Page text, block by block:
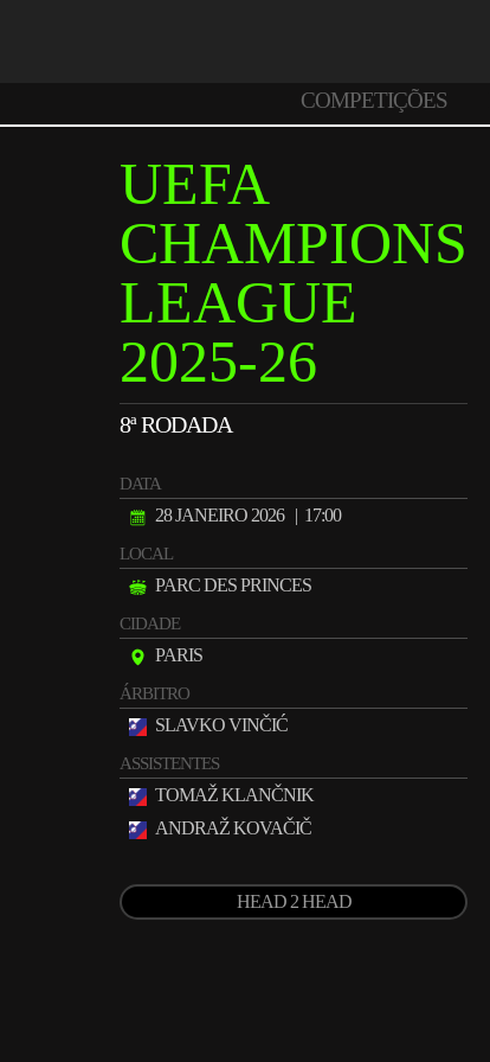
COMPETIÇÕES
UEFA
CHAMPIONS
LEAGUE
2025-26
8ª RODADA
DATA
28 JANEIRO 2026 | 17:00
LOCAL
PARC DES PRINCES
CIDADE
PARIS
ÁRBITRO
SLAVKO VINČIĆ
ASSISTENTES
TOMAŽ KLANČNIK
ANDRAŽ KOVAČIČ
HEAD 2 HEAD